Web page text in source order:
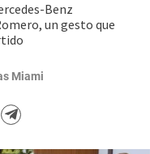
Benz
un gesto que
Miami